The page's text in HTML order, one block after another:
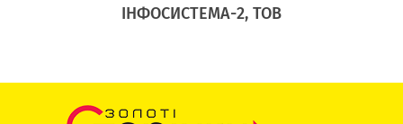
ІНФОСИСТЕМА-2, ТОВ